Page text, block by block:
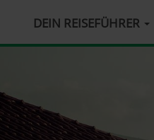
DEIN REISEFÜHRER